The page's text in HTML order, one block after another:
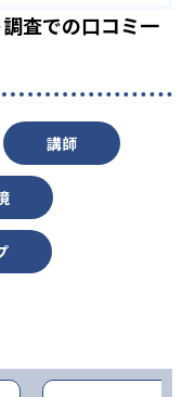
査での口コミ一
講師